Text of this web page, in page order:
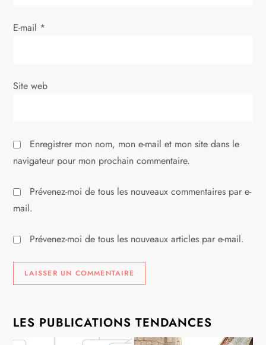
r
e
E-mail *
Site web
Enregistrer mon nom, mon e-mail et mon site dans le
navigateur pour mon prochain commentaire.
Prévenez-moi de tous les nouveaux commentaires par e-
mail.
Prévenez-moi de tous les nouveaux articles par e-mail.
LES PUBLICATIONS TENDANCES